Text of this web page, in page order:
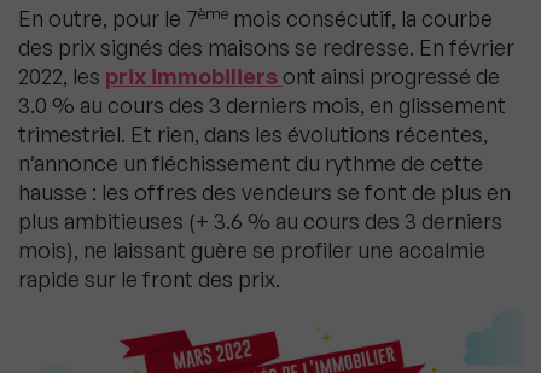
En outre, pour le 7ème mois consécutif, la courbe
des prix signés des maisons se redresse. En février
2022, les prix immobiliers ont ainsi progressé de
3.0 % au cours des 3 derniers mois, en glissement
trimestriel. Et rien, dans les évolutions récentes,
n’annonce un fléchissement du rythme de cette
hausse : les offres des vendeurs se font de plus en
plus ambitieuses (+ 3.6 % au cours des 3 derniers
mois), ne laissant guère se profiler une accalmie
rapide sur le front des prix.